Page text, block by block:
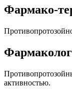
Фармако-
активностью.